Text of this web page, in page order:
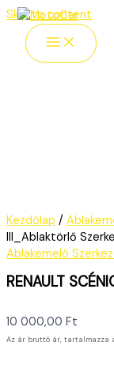
Skip to content
Kezdőlap /
III_Ablaktörlő
Ablakemelő
RENAULT
10 000,00 Ft
Az ár bruttó ár, tartalmazza